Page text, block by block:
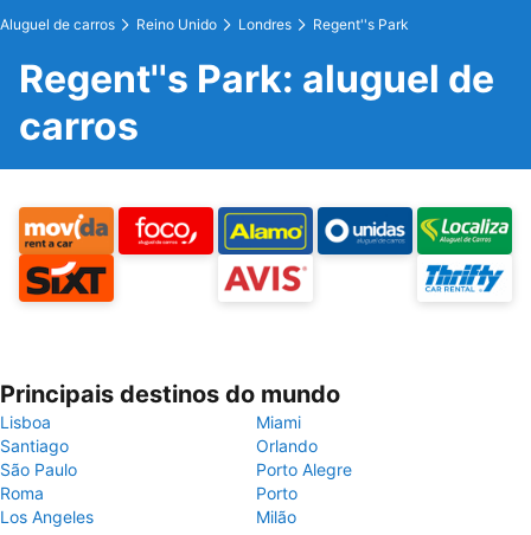
Aluguel de carros Reino Unido Londres Regent''s Park
Regent''s Park: aluguel de
carros
Principais destinos do mundo
Lisboa
Miami
Santiago
Orlando
São Paulo
Porto Alegre
Roma
Porto
Los Angeles
Milão